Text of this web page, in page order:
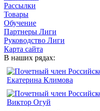
Рассылки
Товары
Обучение
Партнеры Лиги
Руководство Лиги
Карта сайта
В наших рядах: